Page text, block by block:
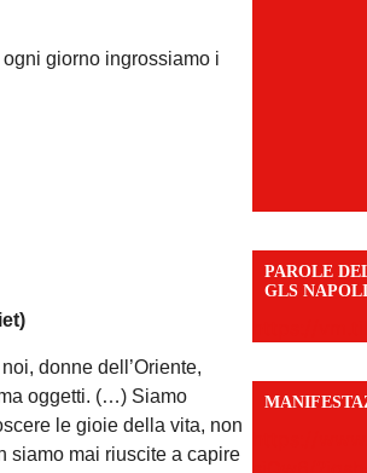
giorno ingrossiamo i
donne dell’Oriente,
oggetti. (…) Siamo
le gioie della vita, non
siamo mai riuscite a capire
PAROLE
GLS NAPOLI
https://